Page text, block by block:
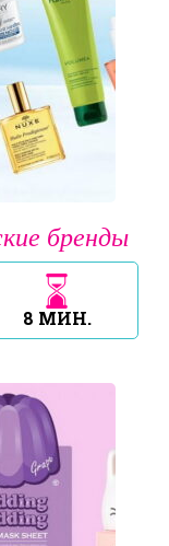
бренды
8 МИН.